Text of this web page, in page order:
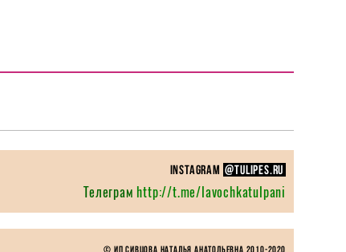
instagram @TULIPES.RU
Телеграм http://t.me/lavochkatulpani
© ИП Сивцова Наталья Анатольевна 2010-2020